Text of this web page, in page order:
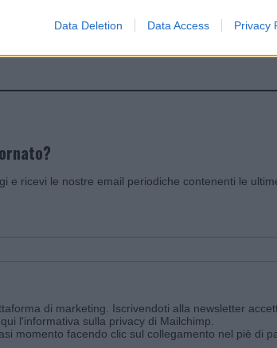
Data Deletion Data Access Privacy
e ricevi le nostre email periodiche contenenti le
di marketing. Iscrivendoti alla newsletter
l'informativa sulla privacy di Mailchimp
momento facendo clic sul collegamento nel piè di